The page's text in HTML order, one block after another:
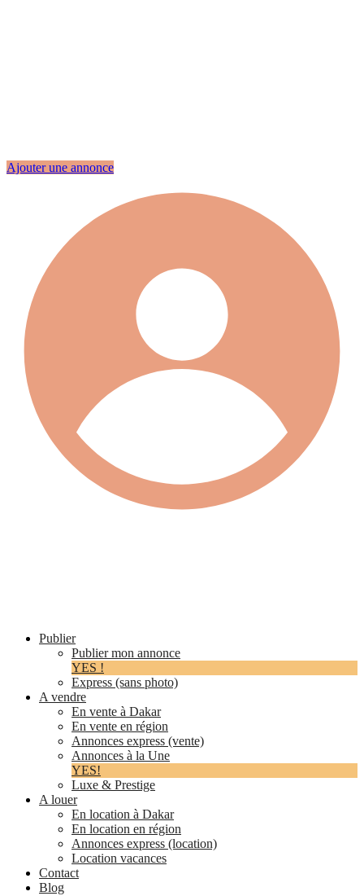
Ajouter une annonce
Publier
Publier mon annonce
YES !
Express (sans photo)
A vendre
En vente à Dakar
En vente en région
Annonces express (vente)
Annonces à la Une
YES!
Luxe & Prestige
A louer
En location à Dakar
En location en région
Annonces express (location)
Location vacances
Contact
Blog